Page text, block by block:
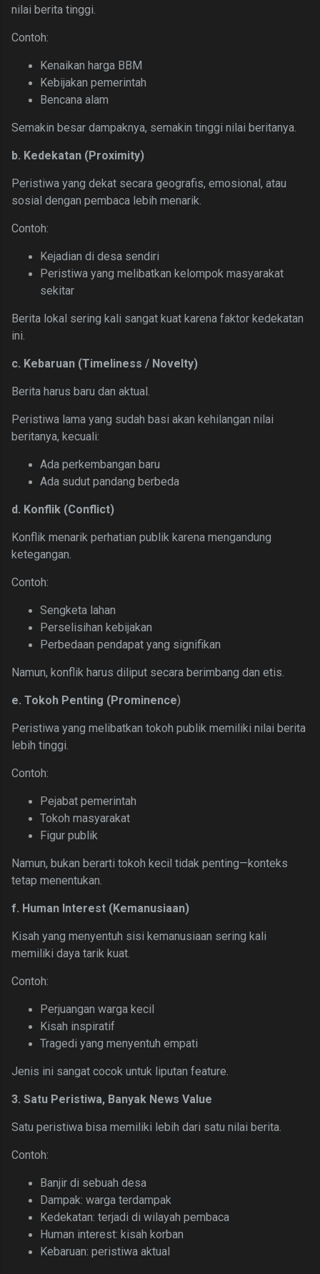
nilai berita tinggi.
Contoh:
Kenaikan harga BBM
Kebijakan pemerintah
Bencana alam
Semakin besar dampaknya, semakin tinggi nilai beritanya.
b. Kedekatan (Proximity)
Peristiwa yang dekat secara geografis, emosional, atau
sosial dengan pembaca lebih menarik.
Contoh:
Kejadian di desa sendiri
Peristiwa yang melibatkan kelompok masyarakat
sekitar
Berita lokal sering kali sangat kuat karena faktor kedekatan
ini.
c. Kebaruan (Timeliness / Novelty)
Berita harus baru dan aktual.
Peristiwa lama yang sudah basi akan kehilangan nilai
beritanya, kecuali:
Ada perkembangan baru
Ada sudut pandang berbeda
d. Konflik (Conflict)
Konflik menarik perhatian publik karena mengandung
ketegangan.
Contoh:
Sengketa lahan
Perselisihan kebijakan
Perbedaan pendapat yang signifikan
Namun, konflik harus diliput secara berimbang dan etis.
e. Tokoh Penting (Prominence)
Peristiwa yang melibatkan tokoh publik memiliki nilai berita
lebih tinggi.
Contoh:
Pejabat pemerintah
Tokoh masyarakat
Figur publik
Namun, bukan berarti tokoh kecil tidak penting—konteks
tetap menentukan.
f. Human Interest (Kemanusiaan)
Kisah yang menyentuh sisi kemanusiaan sering kali
memiliki daya tarik kuat.
Contoh:
Perjuangan warga kecil
Kisah inspiratif
Tragedi yang menyentuh empati
Jenis ini sangat cocok untuk liputan feature.
3. Satu Peristiwa, Banyak News Value
Satu peristiwa bisa memiliki lebih dari satu nilai berita.
Contoh:
Banjir di sebuah desa
Dampak: warga terdampak
Kedekatan: terjadi di wilayah pembaca
Human interest: kisah korban
Kebaruan: peristiwa aktual